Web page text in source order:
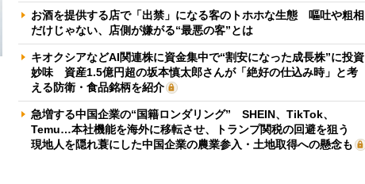
お酒を提供する店で「出禁」になる客のトホホな生態 嘔吐や粗相
だけじゃない、店側が嫌がる“最悪の客”とは
キオクシアなどAI関連株に資金集中で“割安になった成長株”に投資
妙味 資産1.5億円超の坂本慎太郎さんが「絶好の仕込み時」と考
える防衛・食品銘柄を紹介
急増する中国企業の“国籍ロンダリング” SHEIN、TikTok、
Temu…本社機能を海外に移転させ、トランプ関税の回避を狙う
現地人を隠れ蓑にした中国企業の農業参入・土地取得への懸念も